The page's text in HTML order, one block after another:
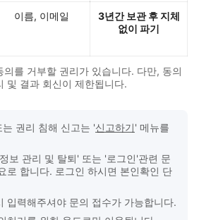
이름, 이메일
3년간 보관 후 지체
없이 파기
를 거부할 권리가 있습니다. 다만, 동의
및 결과 회신이 제한됩니다.
권리 침해 신고는 '신고하기' 메뉴를
보 관리 및 탈퇴' 또는 '로그인'관련 문
로 합니다. 로그인 하시면 본인확인 단
입력해주셔야 문의 접수가 가능합니다.